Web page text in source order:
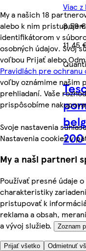
My a našich 18
alebo k nim
identifikátorom v
osobných údajov. Svoj
voľbou Prijať alebo
Pravidlách pre ochranu
voľby oznámime našim
prehliadaní. Vaše
prispôsobíme
Svoje nastavenia
Nastavenia cookies v
My a naši partneri
Používať presné údaje
charakteristiky
pristupovať k
reklama a obsah,
a vývoj služieb.
Zoznam
Prijať všetko Odmietnuť
Viac
8,59 €
11,45
200